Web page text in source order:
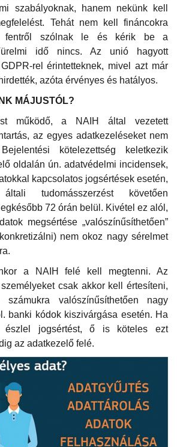
szabályoknak, hanem nekünk kell
Tehát nem kell fináncokra
fentről szólnak le és kérik be a
idő nincs. Az unió hagyott
rel érintetteknek, mivel azt már
azóta érvényes és hatályos.
MÁJUSTÓL?
működő, a NAIH által vezetett
az egyes adatkezeléseket nem
kötelezettség keletkezik
oldalán ún. adatvédelmi incidensek,
kapcsolatos jogsértések esetén,
tudomásszerzést követően
72 órán belül. Kivétel ez alól,
megsértése „valószínűsíthetően”
nem okoz nagy sérelmet
a NAIH felé kell megtenni. Az
csak akkor kell értesíteni,
valószínűsíthetően nagy
banki kódok kiszivárgása esetén. Ha
észlel jogsértést, ő is köteles ezt
az adatkezelő felé.